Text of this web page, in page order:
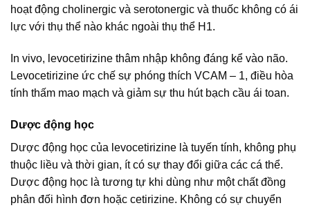
hoạt động cholinergic và serotonergic và thuốc không có ái
lực với thụ thể nào khác ngoài thụ thể H1.
In vivo, levocetirizine thâm nhập không đáng kể vào não.
Levocetirizine ức chế sự phóng thích VCAM – 1, điều hòa
tính thấm mao mạch và giảm sự thu hút bạch cầu ái toan.
Dược động học
Dược động học của levocetirizine là tuyến tính, không phụ
thuộc liều và thời gian, ít có sự thay đổi giữa các cá thể.
Dược động học là tương tự khi dùng như một chất đồng
phân đối hình đơn hoặc cetirizine. Không có sự chuyển